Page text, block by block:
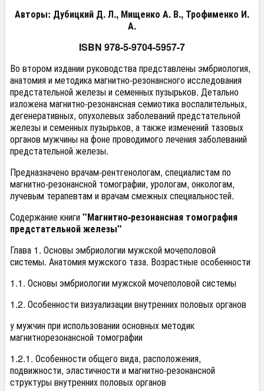
Авторы: Дубицкий Д. Л., Мищенко А. В., Трофименко И.
А.
ISBN 978-5-9704-5957-7
Во втором издании руководства представлены эмбриология,
анатомия и методика магнитно-резонансного исследования
предстательной железы и семенных пузырьков. Детально
изложена магнитно-резонансная семиотика воспалительных,
дегенеративных, опухолевых заболеваний предстательной
железы и семенных пузырьков, а также изменений тазовых
органов мужчины на фоне проводимого лечения заболеваний
предстательной железы.
Предназначено врачам-рентгенологам, специалистам по
магнитно-резонансной томографии, урологам, онкологам,
лучевым терапевтам и врачам смежных специальностей.
Содержание книги"Магнитно-резонансная томография
предстательной железы"
Глава 1. Основы эмбриологии мужской мочеполовой
системы. Анатомия мужского таза. Возрастные особенности
1.1. Основы эмбриологии мужской мочеполовой системы
1.2. Особенности визуализации внутренних половых органов
у мужчин при использовании основных методик
магнитнорезонансной томографии
1.2.1. Особенности общего вида, расположения,
подвижности, эластичности и магнитно-резонансной
структуры внутренних половых органов